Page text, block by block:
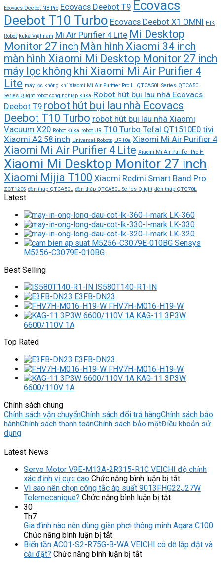
Ecovacs Deebot N8 Pro Ecovacs Deebot T9 Ecovacs
Deebot T10 Turbo Ecovacs Deebot X1 OMNI HIK
Robot kuka Việt nam Mi Air Purifier 4 Lite Mi Desktop
Monitor 27 inch Màn hình Xiaomi 34 inch
màn hình Xiaomi Mi Desktop Monitor 27 inch
máy lọc không khí Xiaomi Mi Air Purifier 4
Lite máy lọc không khí Xiaomi Mi Air Purifier Pro H QTCA50L Series QTCA50L
Series Qlight robot công nghiệp kuka Robot hút bụi lau nhà Ecovacs
Deebot T9 robot hút bụi lau nhà Ecovacs
Deebot T10 Turbo robot hút bụi lau nhà Xiaomi
Vacuum X20 Robot Kuka robot UR T10 Turbo Tefal QT1510E0 tivi
Xiaomi A2 58 inch Universal Robots UR10e Xiaomi Mi Air Purifier 4
Xiaomi Mi Air Purifier 4 Lite Xiaomi Mi Air Purifier Pro H
Xiaomi Mi Desktop Monitor 27 inch
Xiaomi Mijia T100 Xiaomi Redmi Smart Band Pro
ZCT120S đèn tháp QTCA50L đèn tháp QTCA50L Series Qlight đèn tháp QTG70L
Latest
LK-360
LK-330
LK-320
M5256-C3079E-010BG
Best Selling
IS580T140-R1-IN
E3FB-DN23
FHV7H-M016-H19-W
KAG-11 3P3W
6600/110V 1A
Top Rated
E3FB-DN23
FHV7H-M016-H19-W
KAG-11 3P3W
6600/110V 1A
Chính sách chung
Chính sách vận chuyểnChính sách đổi trả hàngChính sách bảo
hànhChính sách thanh toánChính sách bảo mậtĐiều khoản sử
dụng
Latest News
Servo Motor V9E-M13A-2R315-R1C VEICHI độ chính
xác định vị cực cao Chức năng bình luận bị tắtở
Servo
2R315-
VEICHI
Vì sao nên chọn công tắc áp suất 9013FHG22J27W
Telemecanique? Chức năng bình luận bị tắtở
nên
công
30
Th7
Gia đình nào nên dùng giàn phơi thông minh Aqara C100
Chức năng bình luận bị tắtở
Gia
đình
Biến tần AC01-S2-R75G-B-WA VEICHI có dễ lắp đặt và
cài đặt? Chức năng bình luận bị tắtở